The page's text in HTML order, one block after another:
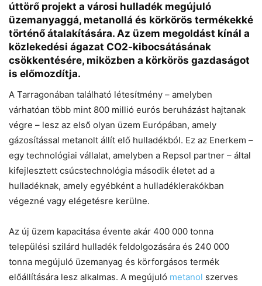
úttörő projekt a városi hulladék megújuló
üzemanyaggá, metanollá és körkörös termékekké
történő átalakítására. Az üzem megoldást kínál a
közlekedési ágazat CO2-kibocsátásának
csökkentésére, miközben a körkörös gazdaságot
is előmozdítja.
A Tarragonában található létesítmény – amelyben
várhatóan több mint 800 millió eurós beruházást hajtanak
végre – lesz az első olyan üzem Európában, amely
gázosítással metanolt állít elő hulladékból. Ez az Enerkem –
egy technológiai vállalat, amelyben a Repsol partner – által
kifejlesztett csúcstechnológia második életet ad a
hulladéknak, amely egyébként a hulladéklerakókban
végezné vagy elégetésre kerülne.
Az új üzem kapacitása évente akár 400 000 tonna
települési szilárd hulladék feldolgozására és 240 000
tonna megújuló üzemanyag és körforgásos termék
előállítására lesz alkalmas. A megújuló metanol szerves
Chat Mr wAIste
Helló! Miben segíthetek ma?